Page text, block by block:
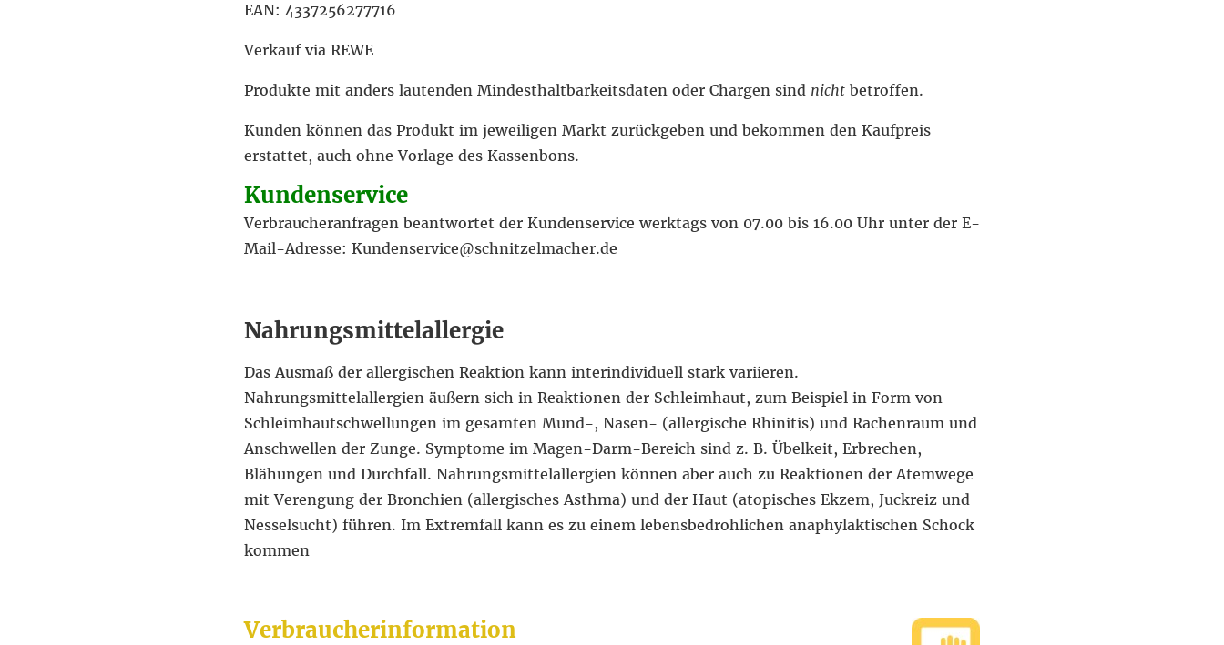
EAN: 4337256277716
Verkauf via REWE
Produkte mit anders lautenden Mindesthaltbarkeitsdaten oder Chargen sind nicht betroffen.
Kunden können das Produkt im jeweiligen Markt zurückgeben und bekommen den Kaufpreis
erstattet, auch ohne Vorlage des Kassenbons.
Kundenservice
Verbraucheranfragen beantwortet der Kundenservice werktags von 07.00 bis 16.00 Uhr unter der E-
Mail-Adresse: Kundenservice@schnitzelmacher.de
Nahrungsmittelallergie
Das Ausmaß der allergischen Reaktion kann interindividuell stark variieren.
Nahrungsmittelallergien äußern sich in Reaktionen der Schleimhaut, zum Beispiel in Form von
Schleimhautschwellungen im gesamten Mund-, Nasen- (allergische Rhinitis) und Rachenraum und
Anschwellen der Zunge. Symptome im Magen-Darm-Bereich sind z. B. Übelkeit, Erbrechen,
Blähungen und Durchfall. Nahrungsmittelallergien können aber auch zu Reaktionen der Atemwege
mit Verengung der Bronchien (allergisches Asthma) und der Haut (atopisches Ekzem, Juckreiz und
Nesselsucht) führen. Im Extremfall kann es zu einem lebensbedrohlichen anaphylaktischen Schock
kommen
Verbraucherinformation